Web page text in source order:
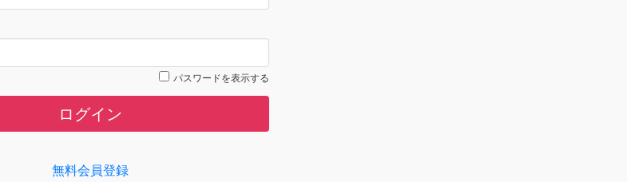
パスワードを表示する
ログイン
無料会員登録